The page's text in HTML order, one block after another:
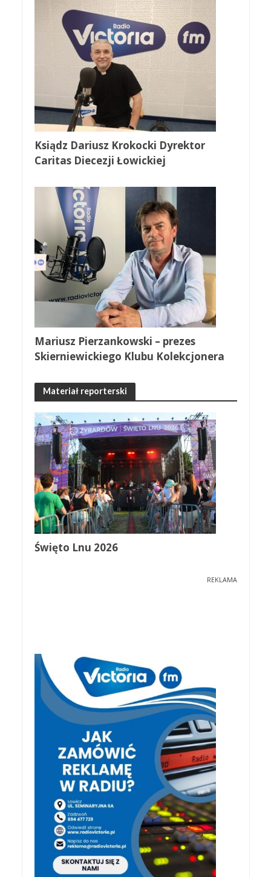
Ksiądz Dariusz Krokocki Dyrektor
Caritas Diecezji Łowickiej
Mariusz Pierzankowski – prezes
Skierniewickiego Klubu Kolekcjonera
Materiał reporterski
Święto Lnu 2026
REKLAMA